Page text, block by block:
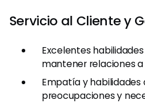
Servicio al Cliente y
Excelentes
mantener relaciones
Empatía y
preocupaciones y